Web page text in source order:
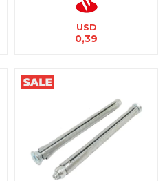
USD
0,39